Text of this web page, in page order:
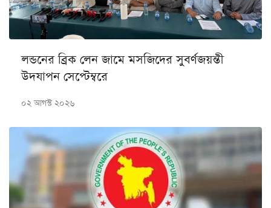
লন্ডনের ব্রিক লেন জামে মসজিদের সুবর্ণজয়ন্তী
উদযাপন সেপ্টেম্বরে
০২ আগস্ট ২০২৬